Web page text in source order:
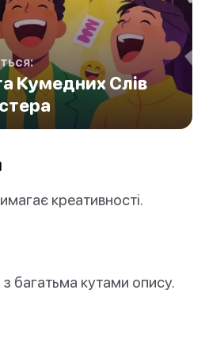
Кумедних Слів
креативності.
багатьма кутами опису.